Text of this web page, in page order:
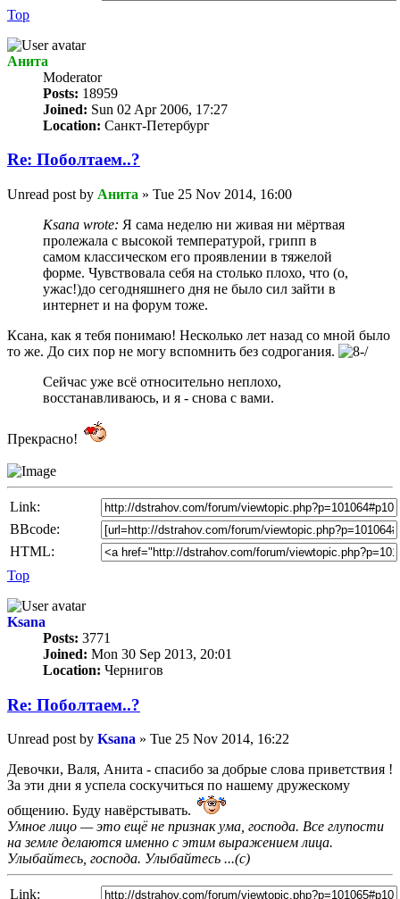
Top
Анита
Мoderator
Posts: 18959
Joined: Sun 02 Apr 2006, 17:27
Location: Санкт-Петербург
Re: Пoбoлтаем..?
Unread post by Анита » Tue 25 Nov 2014, 16:00
Ksana wrote: Я сама неделю ни живая ни мёртвая
пролежала с высокой температурой, грипп в
самом классическом его проявлении в тяжелой
форме. Чувствовала себя на столько плохо, что (о,
ужас!)до сегодняшнего дня не было сил зайти в
интернет и на форум тоже.
Ксана, как я тебя понимаю! Несколько лет назад со мной было
то же. До сих пор не могу вспомнить без содрогания.
Сейчас уже всё относительно неплохо,
восстанавливаюсь, и я - снова с вами.
Прекрасно!
Link:
BBcode:
HTML:
Top
Ksana
Posts: 3771
Joined: Mon 30 Sep 2013, 20:01
Location: Чернигов
Re: Пoбoлтаем..?
Unread post by Ksana » Tue 25 Nov 2014, 16:22
Девочки, Валя, Анита - спасибо за добрые слова приветствия !
За эти дни я успела соскучиться по нашему дружескому
общению. Буду навёрстывать.
Умное лицо — это ещё не признак ума, господа. Все глупости
на земле делаются именно с этим выражением лица.
Улыбайтесь, господа. Улыбайтесь ...(с)
Link: